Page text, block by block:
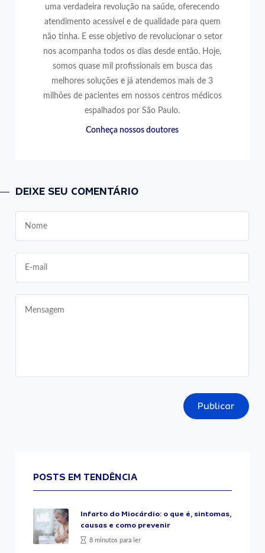
uma verdadeira revolução na saúde, oferecendo
atendimento acessível e de qualidade para quem
não tinha. E esse objetivo de revolucionar o setor
nos acompanha todos os dias desde então. Hoje,
somos quase mil profissionais em busca das
melhores soluções e já atendemos mais de 3
milhões de pacientes em nossos centros médicos
espalhados por São Paulo.
Conheça nossos doutores
DEIXE SEU COMENTÁRIO
Publicar
POSTS EM TENDÊNCIA
Infarto do Miocárdio: o que é, sintomas,
causas e como prevenir
8 minutos para ler